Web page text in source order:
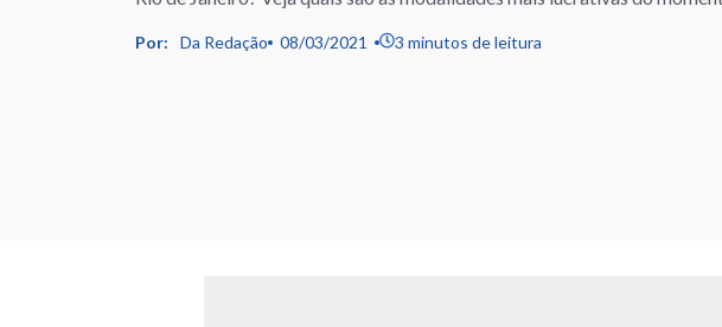
Por: Da Redação 08/03/2021 3 minutos de leitura